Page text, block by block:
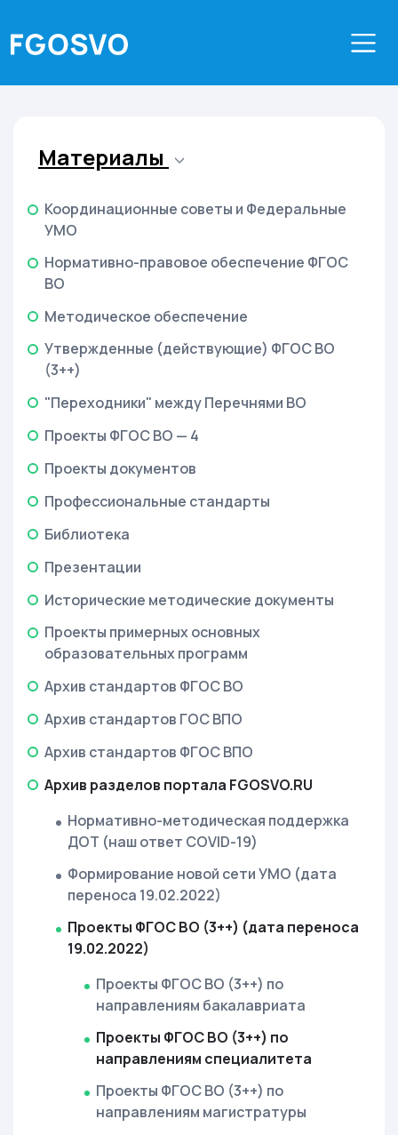
Материалы
Координационные советы и Федеральные
УМО
Нормативно-правовое обеспечение ФГОС
ВО
Методическое обеспечение
Утвержденные (действующие) ФГОС ВО
(3++)
"Переходники" между Перечнями ВО
Проекты ФГОС ВО — 4
Проекты документов
Профессиональные стандарты
Библиотека
Презентации
Исторические методические документы
Проекты примерных основных
образовательных программ
Архив стандартов ФГОС ВО
Архив стандартов ГОС ВПО
Архив стандартов ФГОС ВПО
Архив разделов портала FGOSVO.RU
Нормативно-методическая поддержка
ДОТ (наш ответ COVID-19)
Формирование новой сети УМО (дата
переноса 19.02.2022)
Проекты ФГОС ВО (3++) (дата переноса
19.02.2022)
Проекты ФГОС ВО (3++) по
направлениям бакалавриата
Проекты ФГОС ВО (3++) по
направлениям специалитета
Проекты ФГОС ВО (3++) по
направлениям магистратуры